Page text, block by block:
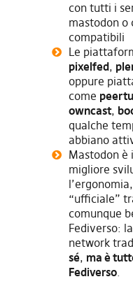
con tutti i
mastodon
compatibili
Le
pixelfed,
oppure
come
owncast,
qualche
abbiano
Mastodon è
migliore
“ufficiale”
comunque
Fediverso: la
network
sé, ma è
Fediverso.